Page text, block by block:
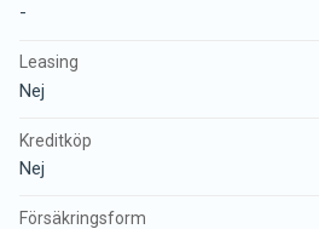
-
Leasing
Nej
Kreditköp
Nej
Försäkringsform